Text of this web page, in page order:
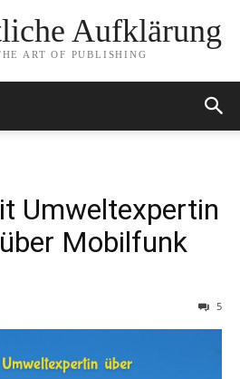
Aufklärung
ART OF PUBLISHING
Umweltexpertin
Mobilfunk
5